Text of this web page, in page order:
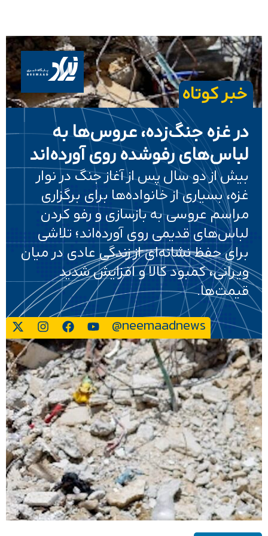
خبر کوتاه
در غزه جنگ‌زده، عروس‌ها به
لباس‌های رفوشده روی آورده‌اند
بیش از دو سال پس از آغاز جنگ در نوار
غزه، بسیاری از خانواده‌ها برای برگزاری
مراسم عروسی به بازسازی و رفو کردن
لباس‌های قدیمی روی آورده‌اند؛ تلاشی
برای حفظ نشانه‌ای از زندگی عادی در میان
ویرانی، کمبود کالا و افزایش شدید
قیمت‌ها.
@neemaadnews